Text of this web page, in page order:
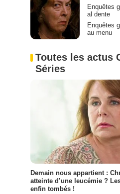
Enquêtes
al dente
Enquêtes
au menu
Toutes les actus
Séries
Demain nous appartient :
atteinte d’une leucémie ?
enfin tombés !